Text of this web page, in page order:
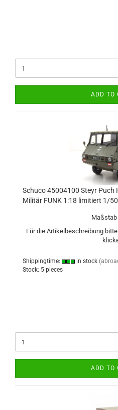
ADD TO
Schuco 45004100 Steyr Puch
Militär FUNK 1:18 limitiert 1/
Maßstab
Für die Artikelbeschreibung
Shippingtime: in stock
Stock: 5 pieces
ADD TO